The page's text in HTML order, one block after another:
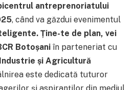
antreprenoriatului
, când va găzdui evenimentul
Ține-te de plan, vei
Botoșani în parteneriat cu
și Agricultură
este dedicată tuturor
și aspiranților din mediul